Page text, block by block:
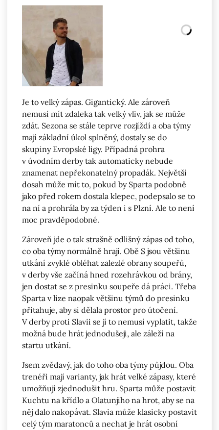
Je to velký zápas. Gigantický. Ale zároveň
nemusí mít zdaleka tak velký vliv, jak se může
zdát. Sezona se stále teprve rozjíždí a oba týmy
mají základní úkol splněný, dostaly se do
skupiny Evropské ligy. Případná prohra
v úvodním derby tak automaticky nebude
znamenat nepřekonatelný propadák. Největší
dosah může mít to, pokud by Sparta podobně
jako před rokem dostala klepec, podepsalo se to
na ní a prohrála by za týden i s Plzní. Ale to není
moc pravděpodobné.
Zároveň jde o tak strašně odlišný zápas od toho,
co oba týmy normálně hrají. Obě S jsou většinu
utkání zvyklé obléhat zalezlé obrany soupeřů,
v derby vše začíná hned rozehrávkou od brány,
jen dostat se z presinku soupeře dá práci. Třeba
Sparta v lize naopak většinu týmů do presinku
přitahuje, aby si dělala prostor pro útočení.
V derby proti Slavii se jí to nemusí vyplatit, takže
možná bude hrát jednodušeji, ale záleží na
startu utkání.
Jsem zvědavý, jak do toho oba týmy půjdou. Oba
trenéři mají varianty, jak hrát velké zápasy, které
umožňují zjednodušit hru. Sparta může postavit
Kuchtu na křídlo a Olatunjiho na hrot, aby se na
něj dalo nakopávat. Slavia může klasicky postavit
celý tým maratonců a nechat je hrát osobní